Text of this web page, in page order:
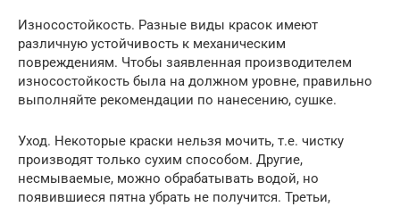
Износостойкость. Разные виды красок имеют
различную устойчивость к механическим
повреждениям. Чтобы заявленная производителем
износостойкость была на должном уровне, правильно
выполняйте рекомендации по нанесению, сушке.
Уход. Некоторые краски нельзя мочить, т.е. чистку
производят только сухим способом. Другие,
несмываемые, можно обрабатывать водой, но
появившиеся пятна убрать не получится. Третьи,